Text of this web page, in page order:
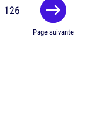
126
Page suivante